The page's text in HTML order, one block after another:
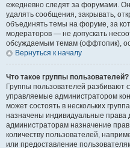
ежедневно следят за форумами.
удалять сообщения, закрывать,
объединять темы на форуме, за
модераторов — не допускать
обсуждаемым темам (оффтопик),
Вернуться к началу
Что такое группы пользователей?
Группы пользователей разбивают
управляемые администратором
может состоять в нескольких
назначены индивидуальные права
администраторам назначение
количеству пользователей,
или предоставление